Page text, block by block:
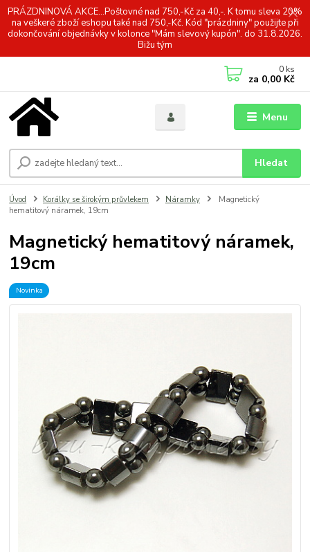
PRÁZDNINOVÁ AKCE...Poštovné nad 750,-Kč za 40,-. K tomu sleva 20%
na veškeré zboží eshopu také nad 750,-Kč. Kód "prázdniny" použijte při
dokončování objednávky v kolonce "Mám slevový kupón". do 31.8.2026.
Bižu tým
Menu
Hledat
0 ks
za 0,00 Kč
Úvod Korálky se širokým průvlekem Náramky
Magnetický
hematitový náramek, 19cm
Magnetický hematitový náramek,
19cm
Novinka